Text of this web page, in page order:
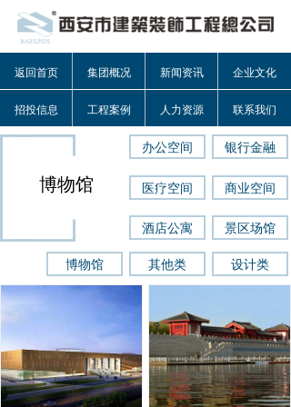
返回首页 集团概况 新闻资讯 企业文化
招投信息 工程案例 人力资源 联系我们
银行金融
博物馆
办公空间
医疗空间 商业空间
酒店公寓 景区场馆
其他类 设计类
博物馆